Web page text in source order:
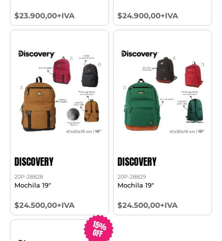
$23.900,00+IVA $24.900,00+IVA
DISCOVERY
20P-28828
Mochila 19"
$24.500,00+IVA
DISCOVERY
20P-28829
Mochila 19"
$24.500,00+IVA
15%
OFF